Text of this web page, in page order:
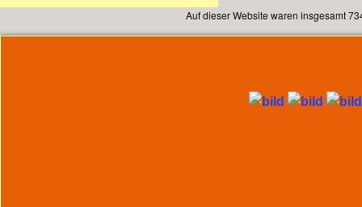
Auf dieser Website waren insgesamt